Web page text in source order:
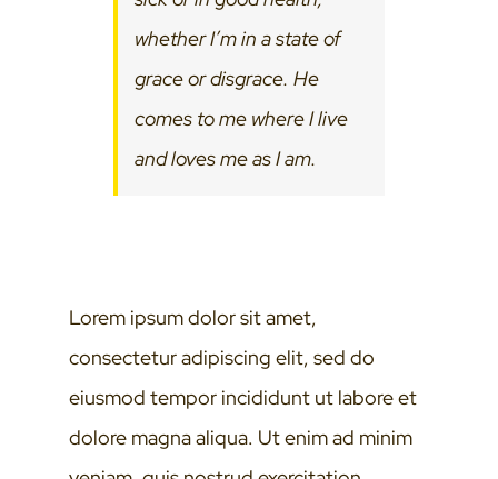
whether I’m in a state of
grace or disgrace. He
comes to me where I live
and loves me as I am.
Lorem ipsum dolor sit amet,
consectetur adipiscing elit, sed do
eiusmod tempor incididunt ut labore et
dolore magna aliqua. Ut enim ad minim